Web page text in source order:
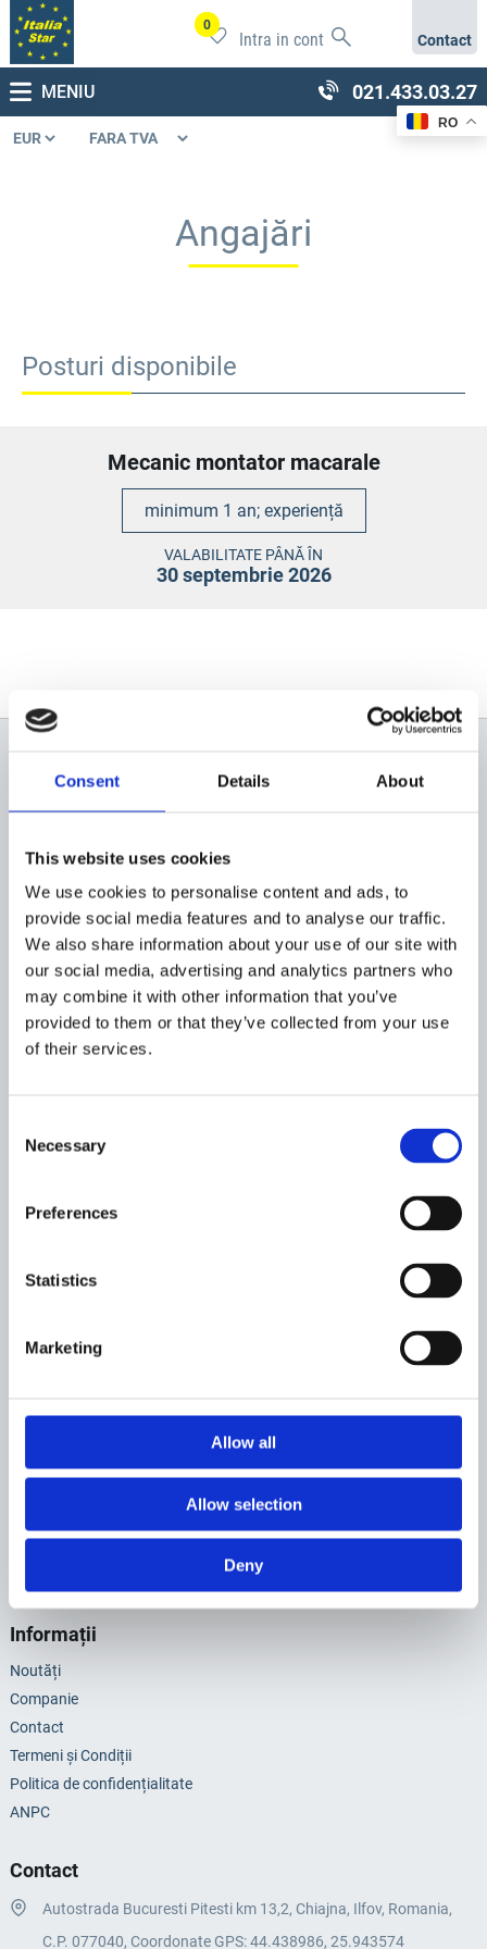
Consent Details About
This website uses cookies
We use cookies to personalise content and ads, to
provide social media features and to analyse our traffic.
We also share information about your use of our site with
our social media, advertising and analytics partners who
may combine it with other information that you’ve
provided to them or that they’ve collected from your use
of their services.
Selection
Necessary
Preferences
Statistics
Marketing
Allow all
Allow selection
Deny
0
Intra in cont Contact
MENIU 021.433.03.27
Angajări
Posturi disponibile
Mecanic montator macarale
minimum 1 an; experiență
VALABILITATE PÂNĂ ÎN
30 septembrie 2026
Newsletter
Sunt de acord sa primesc newslettere
Sisteme de Pompare
Betoniere si Malaxoare
Schele si Scari
Cofraje Popi Metalici Garduri si Sprijinire Maluri
Informații
Noutăți
Companie
Contact
Termeni și Condiții
Politica de confidențialitate
ANPC
Contact
Autostrada Bucuresti Pitesti km 13,2, Chiajna, Ilfov, Romania,
C.P. 077040, Coordonate GPS: 44.438986, 25.943574
RO